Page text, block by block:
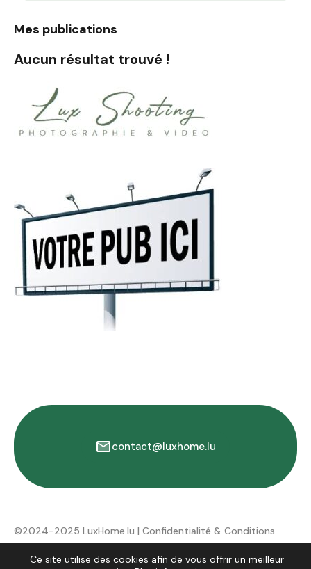
Mes publications
Aucun résultat trouvé !
contact@luxhome.lu
©2024-2025 LuxHome.lu | Confidentialité & Conditions
d'utilisation
Ce site utilise des cookies afin de vous offrir un meilleur